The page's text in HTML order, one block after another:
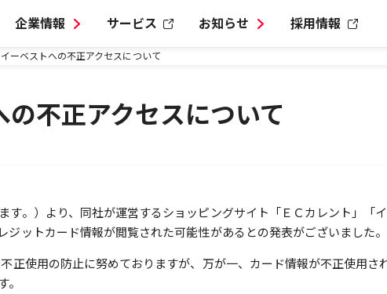
企業情報 サービス お知らせ 採用情報
ーベストへの不正アクセスについて
不正アクセスについて
す。）より、同社が運営するショッピングサイト「ＥＣカレント」「
ジットカード情報が閲覧された可能性があるとの発表がございました。
正使用の防止に努めておりますが、万が一、カード情報が不正使用